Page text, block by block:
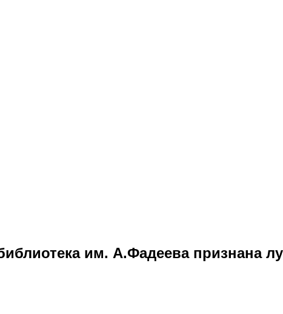
им. А.Фадеева признана